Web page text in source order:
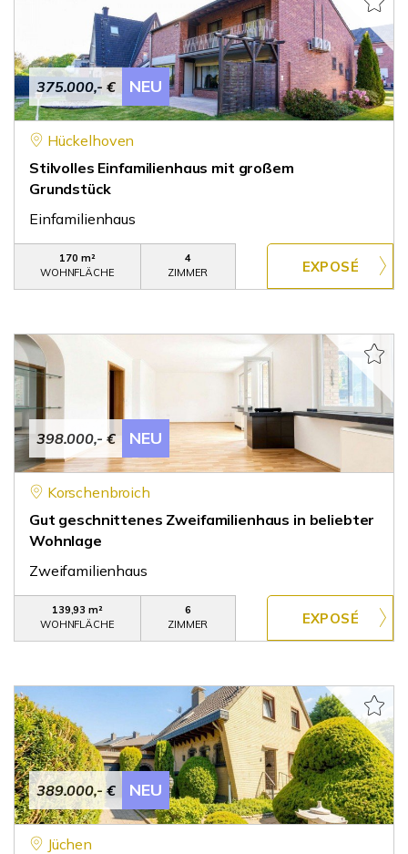
375.000,- € NEU
Hückelhoven
Stilvolles Einfamilienhaus mit großem
Grundstück
Einfamilienhaus
170 m²
WOHNFLÄCHE
4
ZIMMER
398.000,- € NEU
Korschenbroich
Gut geschnittenes Zweifamilienhaus in beliebter
Wohnlage
Zweifamilienhaus
139,93 m²
WOHNFLÄCHE
6
ZIMMER
389.000,- € NEU
Jüchen